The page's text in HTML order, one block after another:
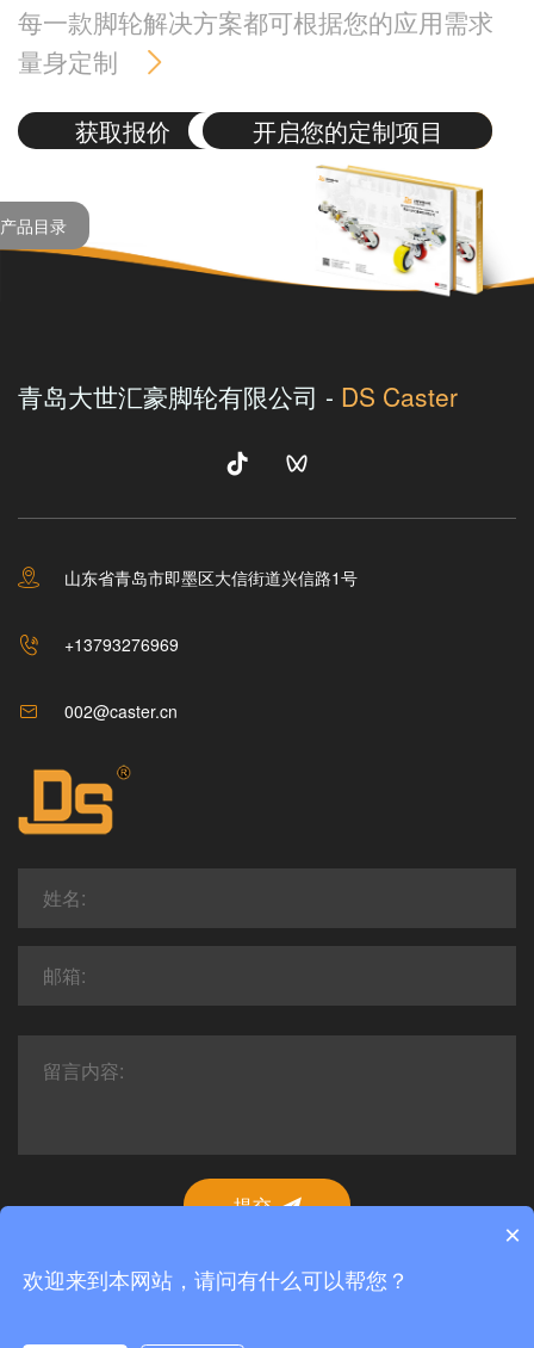
每一款脚轮解决方案都可根据您的应用需求
量身定制
获取报价 开启您的定制项目
产品目录
青岛大世汇豪脚轮有限公司 - DS Caster
山东省青岛市即墨区大信街道兴信路1号
+13793276969
002@caster.cn
提交
×
欢迎来到本网站，请问有什么可以帮您？